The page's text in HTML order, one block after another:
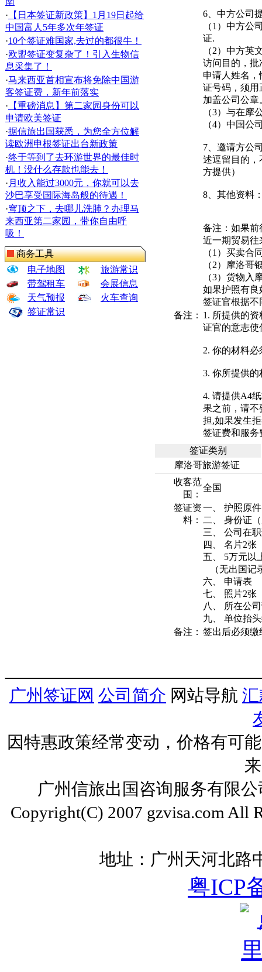
· 【日本签证新政策】1月19日起给
中国富人5年多次年签证
·10个签证难国家,去过的都很牛！
·欧盟签证变复杂了！引入生物信
息采集了！
·马来西亚首相宣布将免除中国游
客签证费，新年前落实
· 【重磅消息】第二家园身份可以
申请欧美签证
·据信旅出国获悉，为您全方位解
读欧洲申根签证出台新政策
·终于等到了去环游世界的最佳时
机！没什么存款也能去！
· 月收入能过3000元，你就可以去
沙巴享受国际海岛般的待遇！
·穹顶之下，去哪儿洗肺？办理马
来西亚第二家园，带你自由呼
吸！
商务工具
电子地图
旅游常识
带驾租车
会展信息
天气预报
火车查询
签证常识
6、中方公司
（1）中方公
证.
（2）中方英
访问目的，批
申请人姓名
证号码，须用
加盖公司公章
（3）与在摩
（4）中国公
7、邀请方公
述逗留目的，
方提供）
8、其他资料
备注：如果前
近一期贸易往
（1）买卖合
（2）摩洛哥
（3）货物入
如果护照有良
签证官根据不
备注： 1. 所提供的
证官的意志
2. 你的材料
3. 你所提供
4. 请提供A4
果之前，请不
担,如果发生
签证费和服务
签证类别
摩洛哥旅游签证
收客范
围：
全国
签证资
料：
一、 护照原件
二、 身份证
三、 公司在
四、 名片2张
五、 5万元以
（无出国记
六、 申请表
七、 照片2张
八、 所在公
九、 单位抬
备注： 签出后必须缴
广州签证网 公司简介 网站导航
因特惠政策经常变动，价格有可
广州信旅出国咨询服务有限
Copyright(C) 2007 gzvisa.com All
地址：广州天河北路
粤ICP